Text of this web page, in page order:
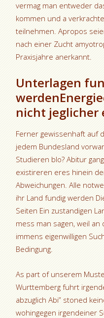
vermag man entweder
kommen und a
teilnehmen. Apropos
nach einer Zucht
Praxisjahre anerkannt.
Unterlagen
nicht jeglicher
Ferner gewissenhaft auf
jedem Bundesland
Studieren blo? Abitur
existireren eres hinein
Abweichungen. Alle
ihr Land fundig werden
Seiten Ein zustandigen
mess man sagen, weil an
immens eigenwilligen
Bedingung.
As part of unserem
Wurttemberg fuhrt
abzuglich Abi” stoned
wohingegen irgendeiner